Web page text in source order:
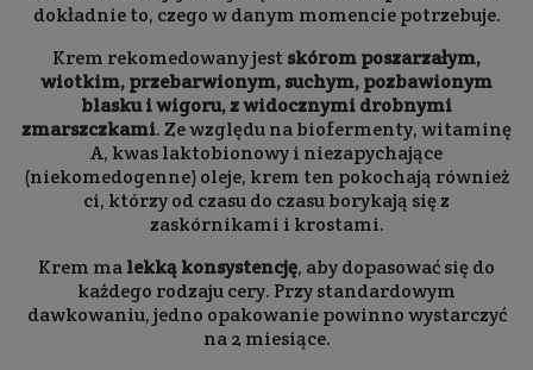
dokładnie to, czego w danym momencie potrzebuje.
Krem rekomedowany jestskórom poszarzałym,
wiotkim, przebarwionym, suchym, pozbawionym
blasku i wigoru, z widocznymi drobnymi
zmarszczkami. Ze względu na biofermenty, witaminę
A, kwas laktobionowy i niezapychające
(niekomedogenne) oleje, krem ten pokochają również
ci, którzy od czasu do czasu borykają się z
zaskórnikami i krostami.
Krem malekką konsystencję, aby dopasować się do
każdego rodzaju cery. Przy standardowym
dawkowaniu, jedno opakowanie powinno wystarczyć
na 2 miesiące.